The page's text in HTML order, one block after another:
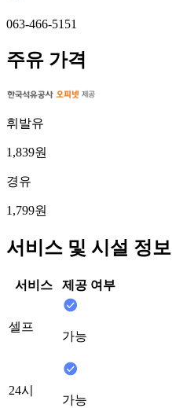
063-466-5151
주유 가격
휘발유
1,839원
경유
1,799원
서비스 및 시설 정보
서비스 제공 여부
셀프
가능
24시
가능